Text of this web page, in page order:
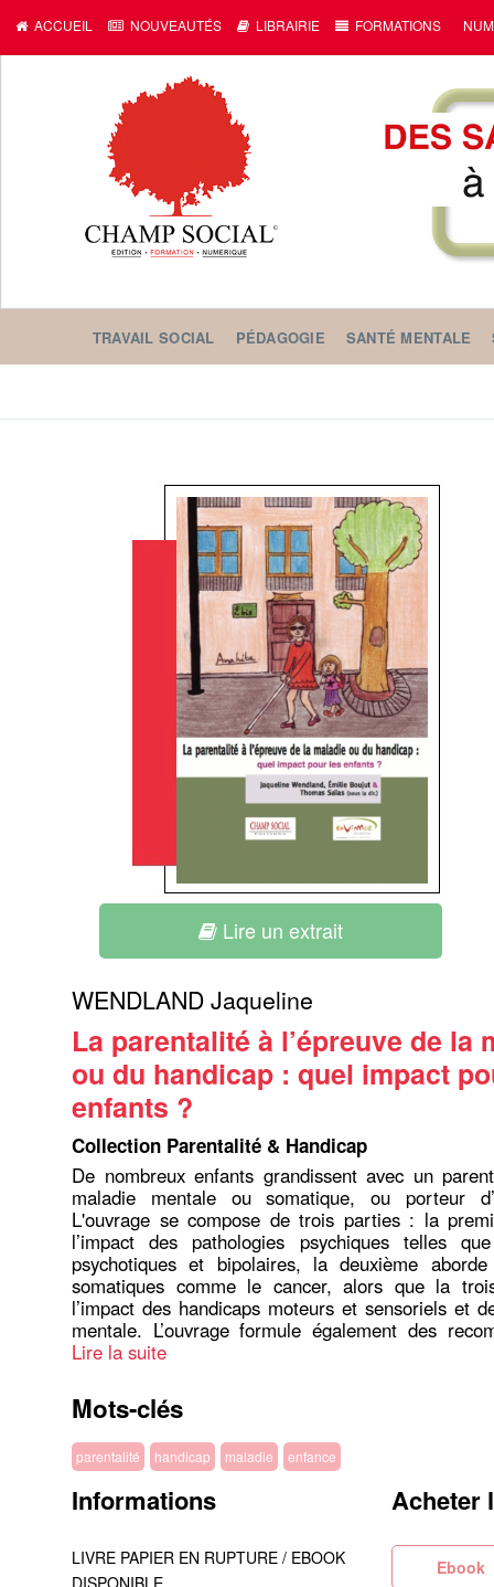
ACCUEIL NOUVEAUTÉS LIBRAIRIE FORMATIONS
TRAVAIL SOCIAL PÉDAGOGIE SANTÉ MENTALE
Lire un extrait
WENDLAND Jaqueline
La parentalité à l’épreuve de la
ou du handicap : quel impact
enfants ?
Collection Parentalité & Handicap
De nombreux enfants grandissent avec un
maladie mentale ou somatique, ou porteur
L'ouvrage se compose de trois parties : la
l’impact des pathologies psychiques telles
psychotiques et bipolaires, la deuxième
somatiques comme le cancer, alors que la
l’impact des handicaps moteurs et sensoriels et
mentale. L’ouvrage formule également des
Lire la suite
Mots-clés
parentalité handicap maladie enfance
Informations
LIVRE PAPIER EN RUPTURE / EBOOK
DISPONIBLE
Acheter